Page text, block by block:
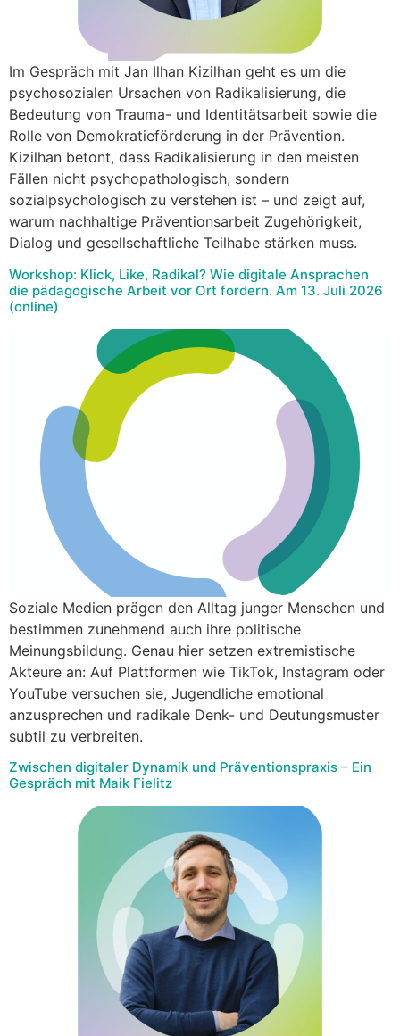
Im Gespräch mit Jan Ilhan Kizilhan geht es um die
psychosozialen Ursachen von Radikalisierung, die
Bedeutung von Trauma- und Identitätsarbeit sowie die
Rolle von Demokratieförderung in der Prävention.
Kizilhan betont, dass Radikalisierung in den meisten
Fällen nicht psychopathologisch, sondern
sozialpsychologisch zu verstehen ist – und zeigt auf,
warum nachhaltige Präventionsarbeit Zugehörigkeit,
Dialog und gesellschaftliche Teilhabe stärken muss.
Workshop: Klick, Like, Radikal? Wie digitale Ansprachen
die pädagogische Arbeit vor Ort fordern. Am 13. Juli 2026
(online)
Soziale Medien prägen den Alltag junger Menschen und
bestimmen zunehmend auch ihre politische
Meinungsbildung. Genau hier setzen extremistische
Akteure an: Auf Plattformen wie TikTok, Instagram oder
YouTube versuchen sie, Jugendliche emotional
anzusprechen und radikale Denk- und Deutungsmuster
subtil zu verbreiten.
Zwischen digitaler Dynamik und Präventionspraxis – Ein
Gespräch mit Maik Fielitz